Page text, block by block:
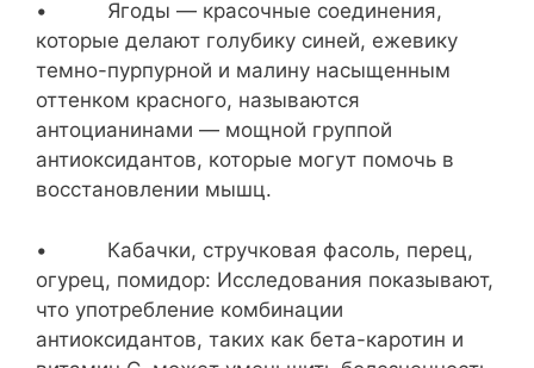
• Ягоды — красочные соединения,
которые делают голубику синей, ежевику
темно-пурпурной и малину насыщенным
оттенком красного, называются
антоцианинами — мощной группой
антиоксидантов, которые могут помочь в
восстановлении мышц.
• Кабачки, стручковая фасоль, перец,
огурец, помидор: Исследования показывают,
что употребление комбинации
антиоксидантов, таких как бета-каротин и